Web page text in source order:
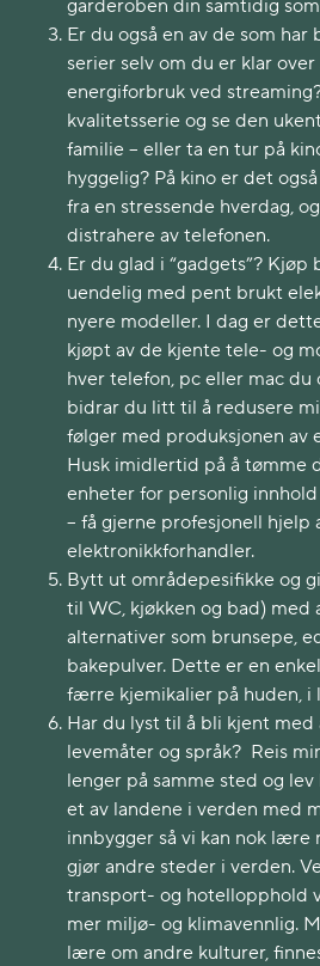
garderoben din samtidig
Er du også en av de som har
serier selv om du er klar
energiforbruk ved
kvalitetsserie og se den
familie – eller ta en tur på
hyggelig? På kino er det
fra en stressende hverdag,
distrahere av telefonen.
Er du glad i “gadgets”? Kjøp
uendelig med pent brukt
nyere modeller. I dag er
kjøpt av de kjente tele- og
hver telefon, pc eller mac du
bidrar du litt til å redusere
følger med produksjonen av
Husk imidlertid på å tømme
enheter for personlig
– få gjerne profesjonell hjelp
elektronikkforhandler.
Bytt ut områdepesifikke og
til WC, kjøkken og bad) med
alternativer som brunsepe,
bakepulver. Dette er en
færre kjemikalier på huden, i
Har du lyst til å bli kjent med
levemåter og språk? Reis
lenger på samme sted og
et av landene i verden med
innbygger så vi kan nok lære
gjør andre steder i verden.
transport- og hotellopphold
mer miljø- og klimavennlig.
lære om andre kulturer,